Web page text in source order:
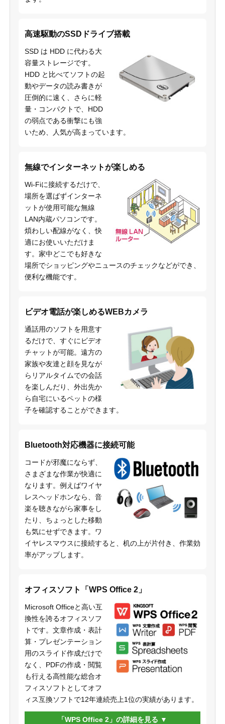
高速駆動のSSDドライブ搭載
SSD は HDD に代わる大
容量ストレージです。
HDD と比べてソフトの起
動やデータの読み書きが
圧倒的に速く、さらに軽
量・コンパクトで、HDD
の弱点である衝撃にも強
いため、人気が高まっています。
無線でインターネットが楽しめる
Wi-Fiに接続するだけで、
場所を選ばずインターネ
ットが使用可能な無線
LAN内蔵パソコンです。
煩わしい配線がなく、快
適にお使いいただけま
す。家中どこでも好きな
場所でショッピングやニュースのチェックなどができ、
便利な機能です。
ビデオ電話が楽しめるWEBカメラ
通話用のソフトを用意す
るだけで、すぐにビデオ
チャットが可能。遠方の
家族や友達と顔を見なが
らリアルタイムでの会話
を楽しんだり、外出先か
ら自宅にいるペットの様
子を確認することができます。
Bluetooth対応機器に接続可能
コードが邪魔にならず、
さまざまな作業が快適に
なります。例えばワイヤ
レスヘッドホンなら、音
楽を聴きながら家事をし
たり、ちょっとした移動
も気にせずできます。ワ
イヤレスマウスに接続すると、机の上が片付き、作業効
率がアップします。
オフィスソフト「WPS Office 2」
Microsoft Officeと高い互
換性を誇るオフィスソフ
トです。文章作成・表計
算・プレゼンテーション
用のスライド作成だけで
なく、PDFの作成・閲覧
も行える高性能な総合オ
フィスソフトとしてオフ
ィス互換ソフトで12年連続売上1位の実績があります。
「WPS Office 2」の詳細を見る